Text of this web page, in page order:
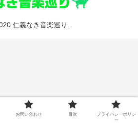
仁義なき音楽巡り.
お問い合わせ 目次
プライバシーポリシ
ー